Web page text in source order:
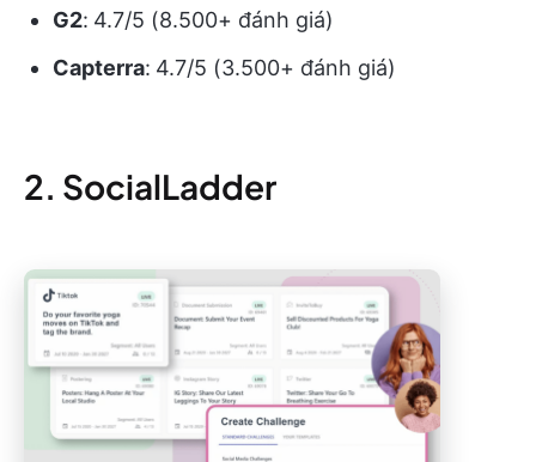
G2: 4.7/5 (8.500+ đánh giá)
Capterra: 4.7/5 (3.500+ đánh giá)
2. SocialLadder